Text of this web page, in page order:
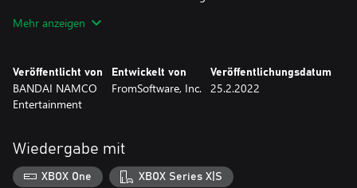
episches Drama, bei dem sich die unterschiedlichen Gedanken
der Charaktere im Zwischenland überschneiden.
verbindet
Neben dem Mehrspielermodus, bei dem du dich mit anderen
Spielern verbinden und zusammen reisen kannst, bietet das Spiel
Mehr anzeigen
Veröffentlicht von
BANDAI NAMCO
Entertainment
Entwickelt von
FromSoftware, Inc.
Veröffentlichungsdatum
25.2.2022
Wiedergabe mit
XBOX One XBOX Series X|S